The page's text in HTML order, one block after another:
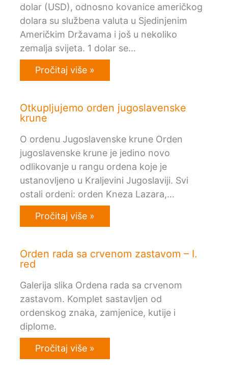
dolar (USD), odnosno kovanice američkog
dolara su službena valuta u Sjedinjenim
Američkim Državama i još u nekoliko
zemalja svijeta. 1 dolar se…
Pročitaj više »
Otkupljujemo orden jugoslavenske
krune
O ordenu Jugoslavenske krune Orden
jugoslavenske krune je jedino novo
odlikovanje u rangu ordena koje je
ustanovljeno u Kraljevini Jugoslaviji. Svi
ostali ordeni: orden Kneza Lazara,…
Pročitaj više »
Orden rada sa crvenom zastavom – I.
red
Galerija slika Ordena rada sa crvenom
zastavom. Komplet sastavljen od
ordenskog znaka, zamjenice, kutije i
diplome.
Pročitaj više »